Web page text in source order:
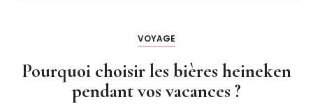
VOYAGE
Pourquoi choisir les bières heineken
pendant vos vacances ?